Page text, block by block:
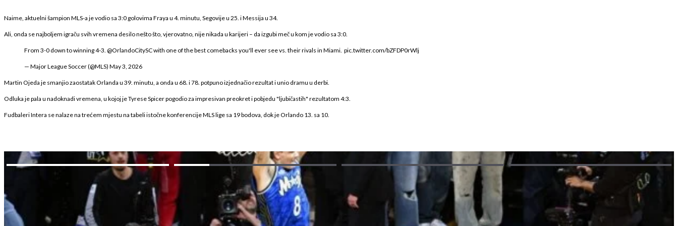
Naime, aktuelni šampion MLS-a je vodio sa 3:0 golovima Fraya u 4. minutu, Segovije u 25. i Messija u 34.
Ali, onda se najboljem igraču svih vremena desilo nešto što, vjerovatno, nije nikada u karijeri – da izgubi meč u kom je vodio sa 3:0.
From 3-0 down to winning 4-3. @OrlandoCitySCwith one of the best comebacks you'll ever see vs. their rivals in Miami. pic.twitter.com/bZFDP0rWlj
— Major League Soccer (@MLS) May 3, 2026
Martin Ojeda je smanjio zaostatak Orlanda u 39. minutu, a onda u 68. i 78. potpuno izjednačio rezultat i unio dramu u derbi.
Odluka je pala u nadoknadi vremena, u kojoj je Tyrese Spicer pogodio za impresivan preokret i pobjedu "ljubičastih" rezultatom 4:3.
Fudbaleri Intera se nalaze na trećem mjestu na tabeli istočne konferencije MLS lige sa 19 bodova, dok je Orlando 13. sa 10.